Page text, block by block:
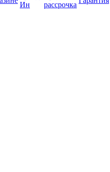
Ин
рассрочка